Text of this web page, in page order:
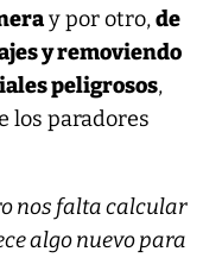
y por otro,de
y removiendo
peligrosos,
los paradores
nos falta calcular
algo nuevo para